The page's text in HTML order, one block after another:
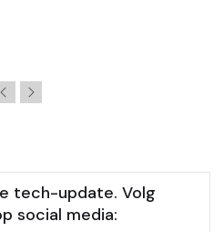
tech-update. Volg
social media: